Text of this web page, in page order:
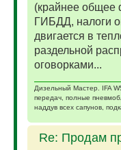
(крайнее общее
ГИБДД, налоги
двигается в
раздельной
оговорками...
Дизельный Мастер. IFA
передач, полные
наддув всех сапунов,
Re: Продам